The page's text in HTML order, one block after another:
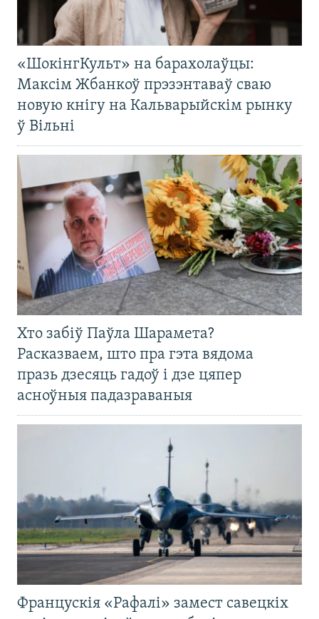
«ШокінгКульт» на барахолаўцы:
Максім Жбанкоў прэзэнтаваў сваю
новую кнігу на Кальварыйскім рынку
ў Вільні
Хто забіў Паўла Шарамета?
Расказваем, што пра гэта вядома
празь дзесяць гадоў і дзе цяпер
асноўныя падазраваныя
Францускія «Рафалі» замест савецкіх